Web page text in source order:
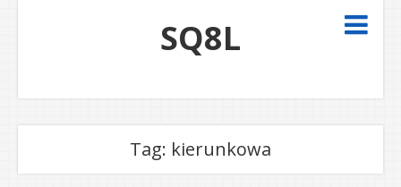
SQ8L
Tag: kierunkowa